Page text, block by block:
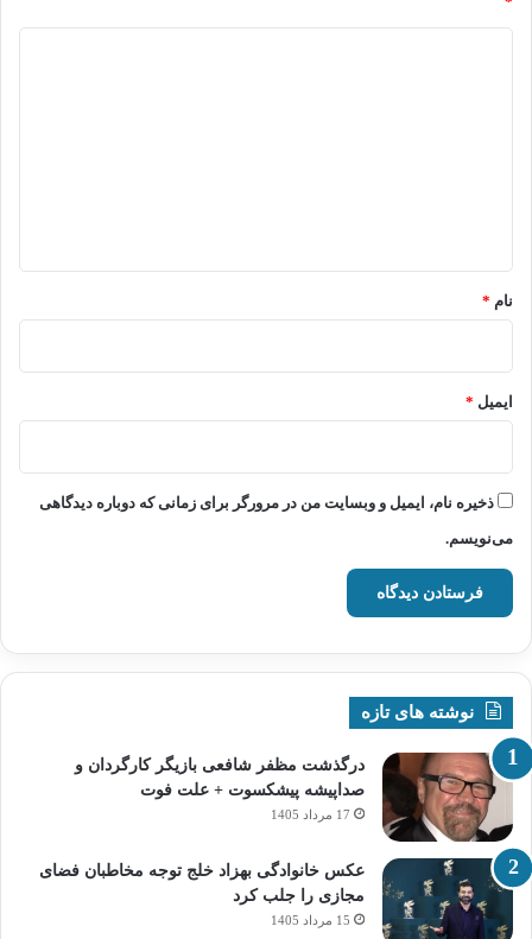
نام *
ایمیل *
ذخیره نام، ایمیل و وبسایت من در مرورگر برای زمانی که دوباره دیدگاهی
می‌نویسم.
نوشته های تازه
درگذشت مظفر شافعی بازیگر کارگردان و
صداپیشه پیشکسوت + علت فوت
17 مرداد 1405
عکس خانوادگی بهزاد خلج توجه مخاطبان فضای
مجازی را جلب کرد
15 مرداد 1405